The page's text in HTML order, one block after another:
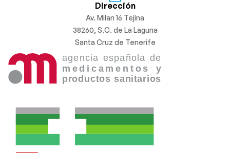
Dirección
Av. Milan 16 Tejina
38260, S.C. de La Laguna
Santa Cruz de Tenerife